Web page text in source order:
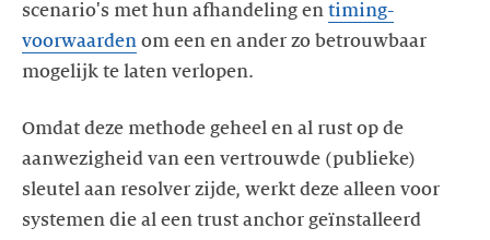
scenario's met hun afhandeling en timing-
voorwaarden om een en ander zo betrouwbaar
mogelijk te laten verlopen.
Omdat deze methode geheel en al rust op de
aanwezigheid van een vertrouwde (publieke)
sleutel aan resolver zijde, werkt deze alleen voor
systemen die al een trust anchor geïnstalleerd